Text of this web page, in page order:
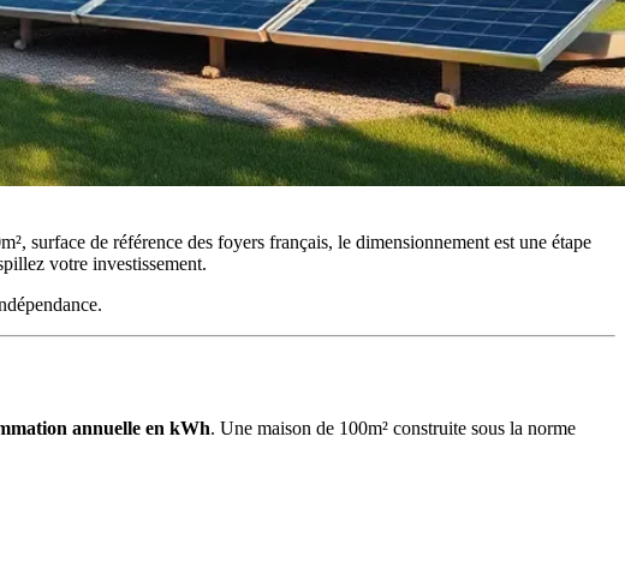
surface de référence des foyers français, le dimensionnement est une étape
votre investissement.
annuelle en kWh. Une maison de 100m² construite sous la norme